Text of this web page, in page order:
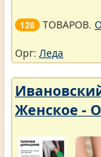
128 ТОВАРОВ.
Орг: Леда
Женское -